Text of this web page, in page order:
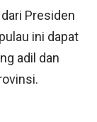
Presiden
ini dapat
adil dan